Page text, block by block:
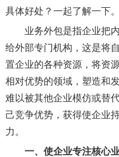
具体好处？一起了解一下。
业务外包是指企业把
给外部专门机构，这是将
置企业的各种资源，将资
相对优势的领域，塑造和
难以被其他企业模仿或替
己竞争优势，获得使企业
力。
一、使企业专注核心